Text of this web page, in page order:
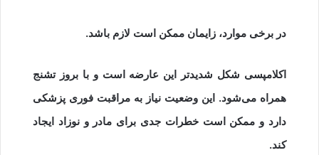
در برخی موارد، زایمان ممکن است لازم باشد.
اکلامپسی شکل شدیدتر این عارضه است و با بروز تشنج
همراه می‌شود. این وضعیت نیاز به مراقبت فوری پزشکی
دارد و ممکن است خطرات جدی برای مادر و نوزاد ایجاد
کند.